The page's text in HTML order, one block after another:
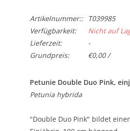
Artikelnummer::
T039985
Verfügbarkeit:
Nicht auf
Lieferzeit:
-
Grundpreis:
€0,00 /
Petunie Double Duo Pink,
Petunia hybrida
"Double Duo Pink" bildet